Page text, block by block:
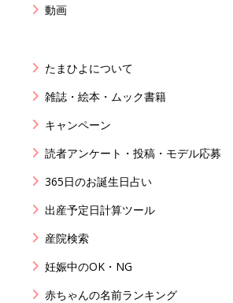
動画
たまひよについて
雑誌・絵本・ムック書籍
キャンペーン
読者アンケート・投稿・モデル応募
365日のお誕生日占い
出産予定日計算ツール
産院検索
妊娠中のOK・NG
赤ちゃんの名前ランキング